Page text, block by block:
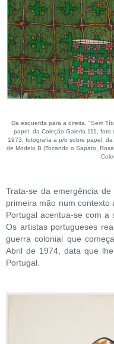
Da esquerda para a direita, "Sem
papel, da Coleção Galeria 111,
1973, fotografia a p/b sobre papel,
de Modelo B (Tocando o Sapato,
Trata-se da emergência
primeira mão num contexto
Portugal acentua-se com
Os artistas portugueses
guerra colonial que
Abril de 1974, data que
Portugal.